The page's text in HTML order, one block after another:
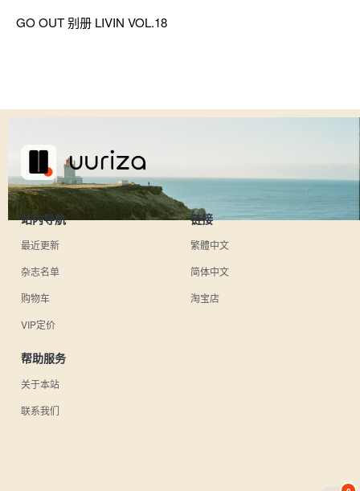
GO OUT 别册 LIVIN VOL.18
站内导航
最近更新
杂志名单
购物车
VIP定价
链接
繁體中文
简体中文
淘宝店
帮助服务
关于本站
联系我们